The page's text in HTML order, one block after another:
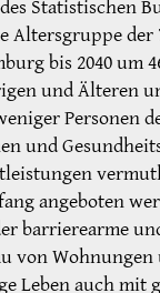
Statistischen
Altersgruppe der
bis 2040 um
und Älteren
Personen
und
angeboten
barrierearme
von
Leben auch mit